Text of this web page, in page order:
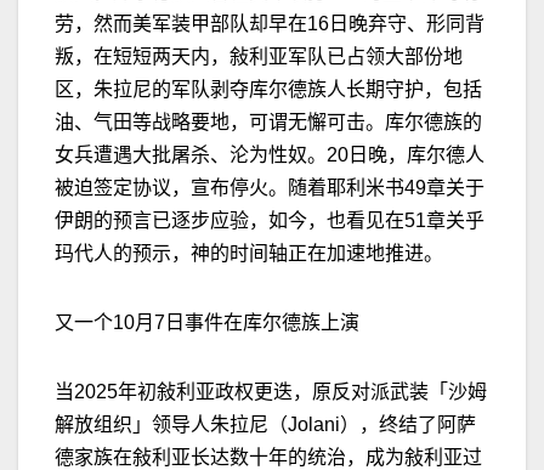
劳，然而美军装甲部队却早在16 日晚弃守、形同背
叛，在短短两天内，敍利亚军队已占领大部份地
区，朱拉尼的军队剥夺库尔德族人长期守护，包括
油、气田等战略要地，可谓无懈可击。库尔德族的
女兵遭遇大批屠杀、沦为性奴。 20 日晚，库尔德人
被迫签定协议，宣布停火。随着耶利米书49章关于
伊朗的预言已逐步应验，如今，也看见在51章关乎
玛代人的预示，神的时间轴正在加速地推进。
又一个10月 7 日事件在库尔德族上演
当2025年初敍利亚政权更迭，原反对派武装「沙姆
解放组织」领导人朱拉尼（Jolani），终结了阿萨
德家族在敍利亚长达数十年的统治，成为敍利亚过